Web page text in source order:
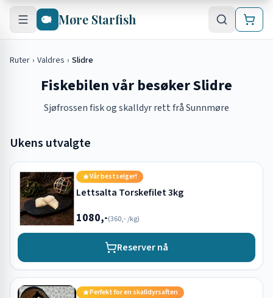
Hopp til hovedinnhold
Møre Starfish
Ruter › Valdres › Slidre
Fiskebilen vår besøker Slidre
Sjøfrossen fisk og skalldyr rett frå Sunnmøre
Ukens utvalgte
Vår bestselger!
Lettsalta Torskefilet 3kg
1080,-(360,-/kg)
Reserver nå
Perfekt for en skalldyrsaften